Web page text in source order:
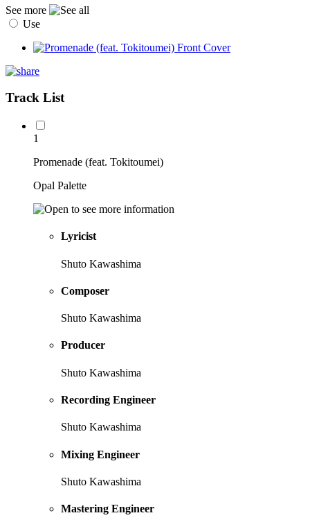
See more
Use
Track List
1
Promenade (feat. Tokitoumei)
Opal Palette
Lyricist
Shuto Kawashima
Composer
Shuto Kawashima
Producer
Shuto Kawashima
Recording Engineer
Shuto Kawashima
Mixing Engineer
Shuto Kawashima
Mastering Engineer